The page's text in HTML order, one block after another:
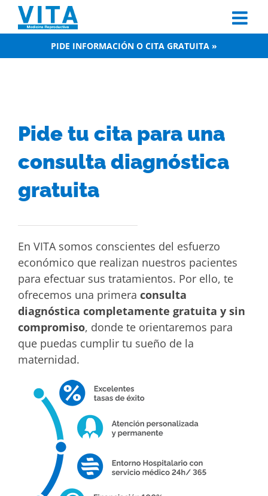
content
PIDE INFORMACIÓN O CITA GRATUITA »
Pide tu cita para una
consulta diagnóstica
gratuita
En VITA somos conscientes del esfuerzo
económico que realizan nuestros pacientes
para efectuar sus tratamientos. Por ello, te
ofrecemos una primera consulta
diagnóstica completamente gratuita y sin
compromiso, donde te orientaremos para
que puedas cumplir tu sueño de la
maternidad.